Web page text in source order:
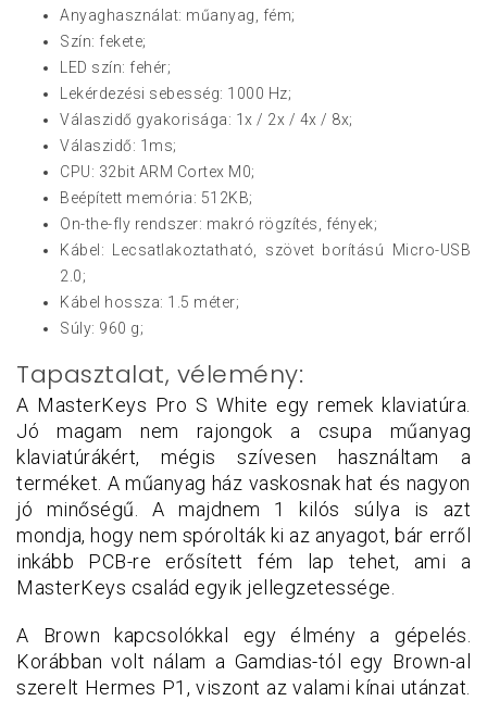
Anyaghasználat: műanyag, fém;
Szín: fekete;
LED szín: fehér;
Lekérdezési sebesség: 1000 Hz;
Válaszidő gyakorisága: 1x / 2x / 4x / 8x;
Válaszidő: 1ms;
CPU: 32bit ARM Cortex M0;
Beépített memória: 512KB;
On-the-fly rendszer: makró rögzítés, fények;
Kábel: Lecsatlakoztatható, szövet borítású Micro-USB
2.0;
Kábel hossza: 1.5 méter;
Súly: 960 g;
Tapasztalat, vélemény:
A MasterKeys Pro S White egy remek klaviatúra.
Jó magam nem rajongok a csupa műanyag
klaviatúrákért, mégis szívesen használtam a
terméket. A műanyag ház vaskosnak hat és nagyon
jó minőségű. A majdnem 1 kilós súlya is azt
mondja, hogy nem spórolták ki az anyagot, bár erről
inkább PCB-re erősített fém lap tehet, ami a
MasterKeys család egyik jellegzetessége.
A Brown kapcsolókkal egy élmény a gépelés.
Korábban volt nálam a Gamdias-tól egy Brown-al
szerelt Hermes P1, viszont az valami kínai utánzat.